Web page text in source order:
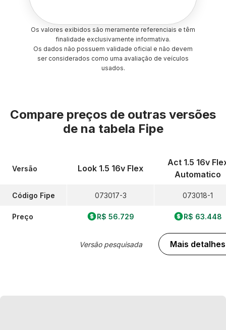
Os valores exibidos são meramente referenciais e têm
finalidade exclusivamente informativa.
Os dados não possuem validade oficial e não devem
ser considerados como uma avaliação de veículos
usados.
Compare preços de outras versões
de na tabela Fipe
Versão
Código Fipe
Preço
Look 1.5 16v Flex
073017-3
R$ 56.729
Versão pesquisada
Act 1.5 16v
Automatico
073018-1
R$ 63.448
Mais detalhes